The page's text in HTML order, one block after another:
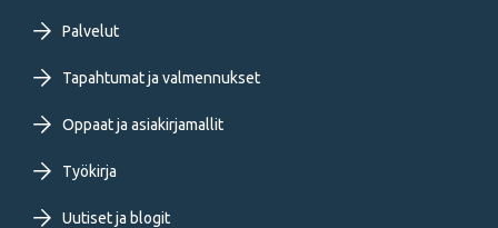
Footer
primary
menu
FI
Palvelut
Tapahtumat ja valmennukset
Oppaat ja asiakirjamallit
Työkirja
Uutiset ja blogit